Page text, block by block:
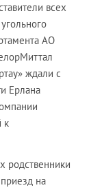
всех
АО
ждали с
Ерлана
к
родственники
на